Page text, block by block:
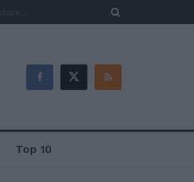
Top 10